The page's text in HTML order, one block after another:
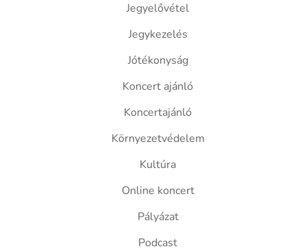
Jegyelővétel
Jegykezelés
Jótékonyság
Koncert ajánló
Koncertajánló
Környezetvédelem
Kultúra
Online koncert
Pályázat
Podcast